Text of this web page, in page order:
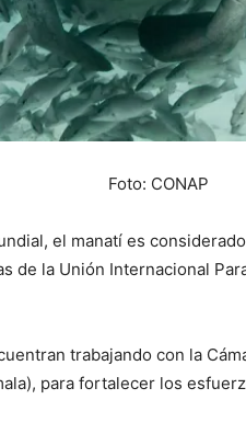
Foto: CONAP
el manatí es
de la Unión Internacional
trabajando con la
para fortalecer los